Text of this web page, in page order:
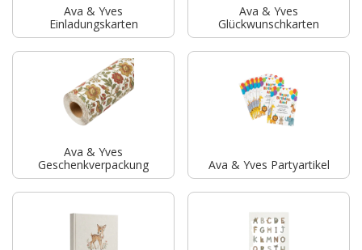
Ava & Yves
Einladungskarten
Ava & Yves
Glückwunschkarten
Ava & Yves
Geschenkverpackung
Ava & Yves Partyartikel